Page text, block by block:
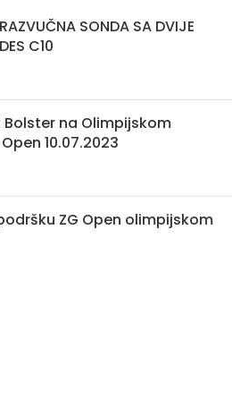
SONDA SA DVIJE
C10
Bolster na Olimpijskom
10.07.2023
ZG Open olimpijskom